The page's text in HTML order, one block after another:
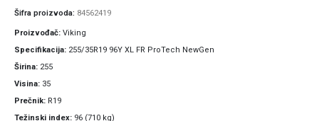
Šifra proizvoda: 84562419
Proizvođač Viking
Specifikacija 255/35R19 96Y XL FR ProTech NewGen
Širina 255
Visina 35
Prečnik R19
Težinski index 96 (710 kg)